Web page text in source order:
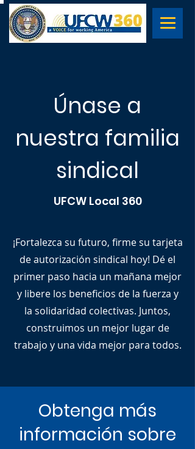
Únase a
nuestra familia
sindical
UFCW Local 360
¡Fortalezca su futuro, firme su tarjeta
de autorización sindical hoy! Dé el
primer paso hacia un mañana mejor
y libere los beneficios de la fuerza y
la solidaridad colectivas. Juntos,
construimos un mejor lugar de
trabajo y una vida mejor para todos.
Obtenga más
información sobre